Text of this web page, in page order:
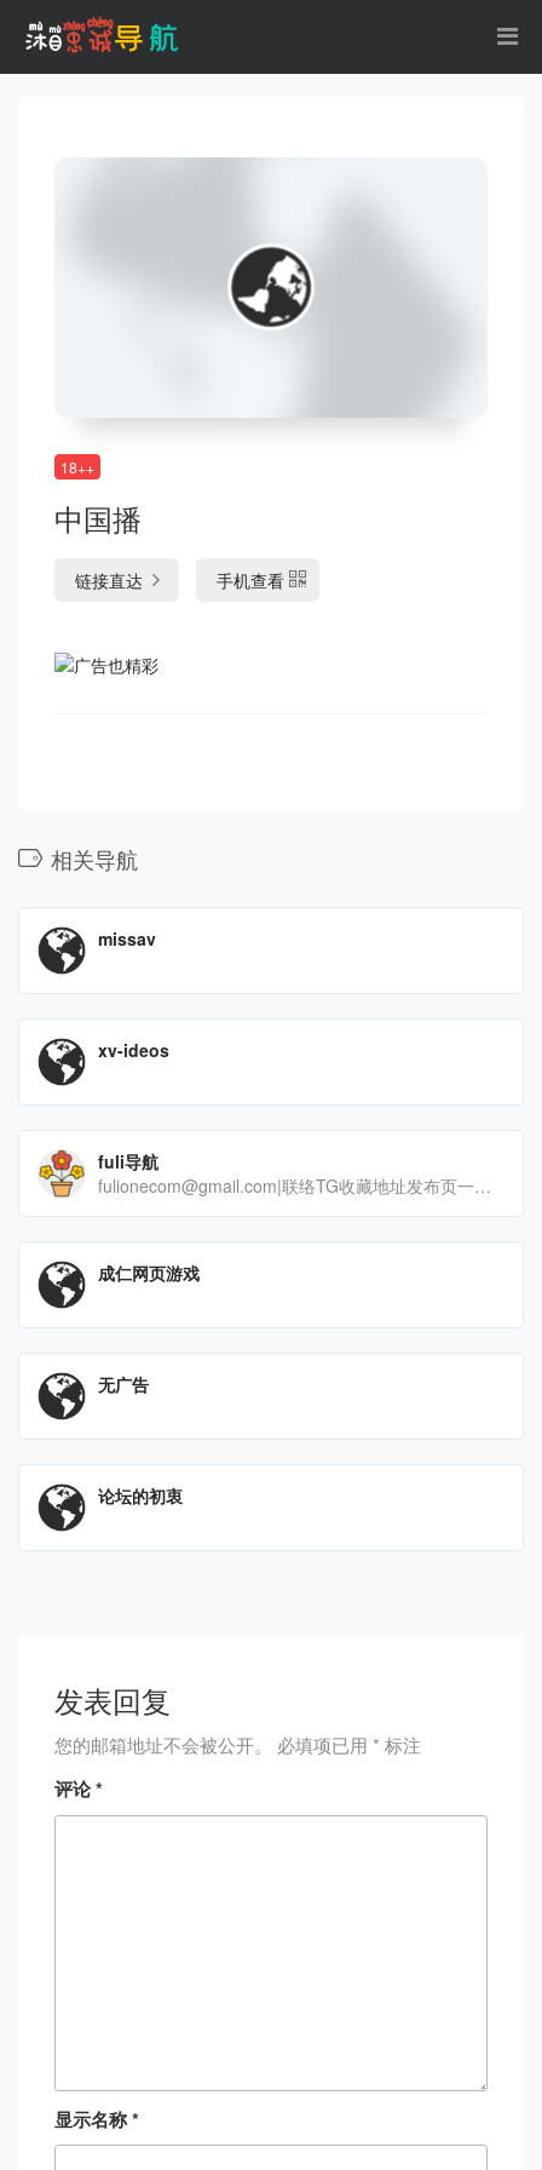
18++
中国播
链接直达 手机查看
相关导航
missav
xv-ideos
fuli导航
fulionecom@gmail.com|联络TG收藏地址发布页一二三四五适用于：所有|防封级[…]
成仁网页游戏
无广告
论坛的初衷
发表回复
您的邮箱地址不会被公开。 必填项已用 * 标注
评论*
显示名称*